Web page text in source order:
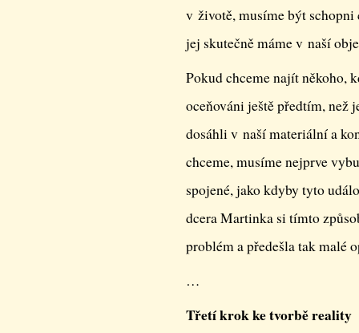
v životě, musíme být
jej skutečně máme v naší
Pokud chceme najít někoho,
oceňováni ještě předtím, než
dosáhli v naší materiální a
chceme, musíme nejprve
spojené, jako kdyby tyto
dcera Martinka si tímto
problém a předešla tak malé
…
Třetí krok ke tvorbě reality